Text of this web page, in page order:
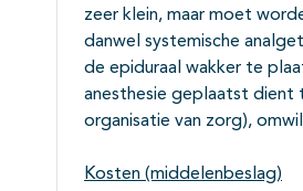
zeer klein, maar moet
danwel systemische
de epiduraal wakker te
anesthesie geplaatst dient
organisatie van zorg),
Kosten (middelenbeslag)